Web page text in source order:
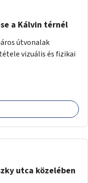
a Kálvin térnél
útvonalak
vizuális és fizikai
utca közelében